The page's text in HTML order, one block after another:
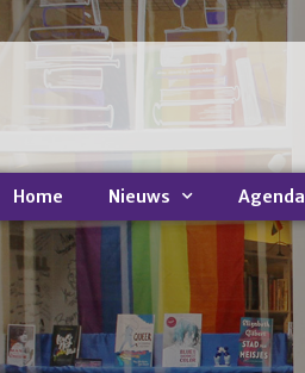
Home Nieuws Agenda